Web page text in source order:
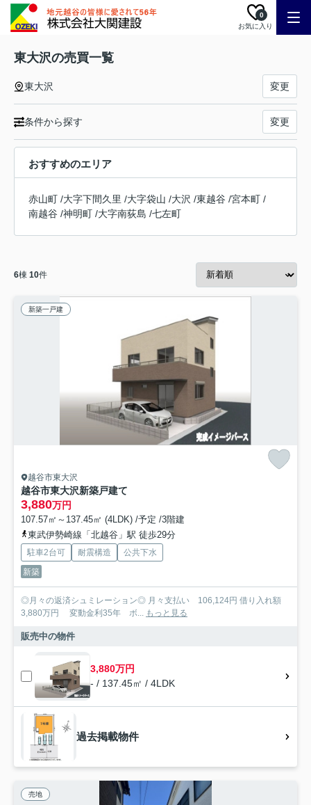
お気に入り
0
東大沢の売買一覧
東大沢 変更
条件から探す 変更
おすすめのエリア
赤山町 /大字下間久里 /大字袋山 /大沢 /東越谷 /宮本町 /
南越谷 /神明町 /大字南荻島 /七左町
6棟 10件
新築一戸建
越谷市東大沢
越谷市東大沢新築戸建て
3,880万円
107.57㎡～137.45㎡ (4LDK) /予定 /3階建
東武伊勢崎線「北越谷」駅 徒歩29分
駐車2台可 耐震構造
公共下水
新築
◎月々の返済シュミレーション◎ 月々支払い 106,124円 借り入れ額
3,880万円 変動金利35年 ボ... もっと見る
販売中の物件
3,880万円
- / 137.45㎡ / 4LDK
過去掲載物件
売地